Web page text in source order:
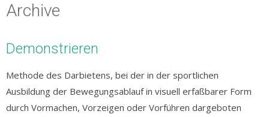
Archive
Demonstrieren
Methode des Darbietens, bei der in der sportlichen
Ausbildung der Bewegungsablauf in visuell erfaßbarer Form
durch Vormachen, Vorzeigen oder Vorführen dargeboten